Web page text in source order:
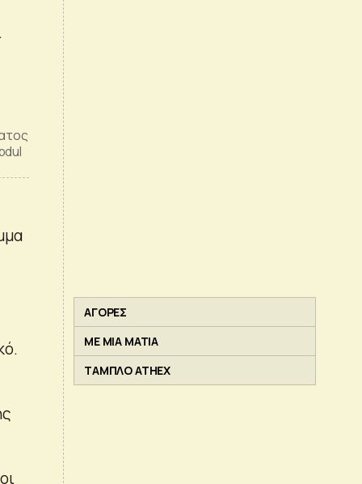
ΑΓΟΡΕΣ
ΜΕ ΜΙΑ ΜΑΤΙΑ
ΤΑΜΠΛΟ ATHEX